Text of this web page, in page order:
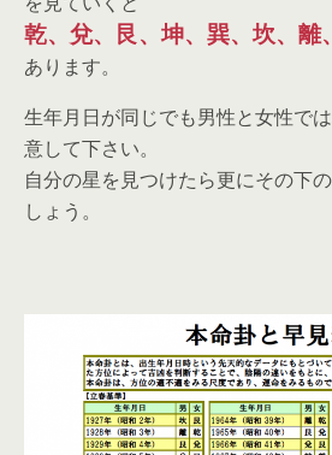
乾、兌、艮、坤、巽、坎、離
あります。
生年月日が同じでも男性と女性で
意して下さい。
自分の星を見つけたら更にその下
しょう。